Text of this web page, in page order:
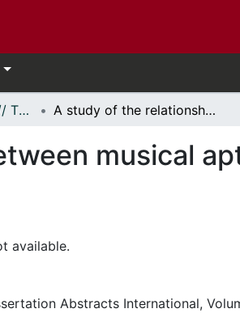
Thèses, 1910 - 2010 // Theses, 1910 - 2010 A study of the relationship between musical aptitude and intelligence
musical
available.
Abstracts International,